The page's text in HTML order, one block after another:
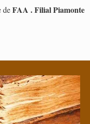
deFAA . Fi­lial Pia­mon­te